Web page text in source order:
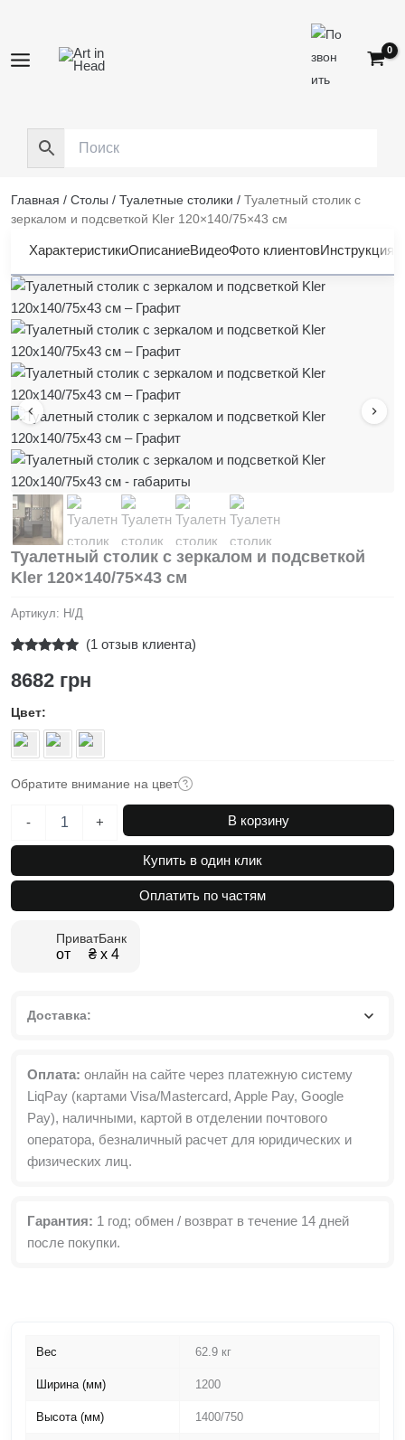
содержимому
Главная / Столы / Туалетные столики / Туалетный столик с
зеркалом и подсветкой Kler 120×140/75×43 см
ХарактеристикиОписаниеВидеоФото клиентовИнструкция
Туалетный столик с зеркалом и подсветкой
Kler 120×140/75×43 см
Артикул: Н/Д
5.00из 5 на
основе
пользователя
(1 отзыв клиента)
8682 грн
Цвет
Обратите внимание на цвет
-
Количество
Туалетный
с
зеркалом
подсветкой
+ В корзину
Купить в один клик
Оплатить по частям
ПриватБанк
от ₴ х 4
Доставка:
Оплата: онлайн на сайте через платежную систему
LiqPay (картами Visa/Mastercard, Apple Pay, Google
Pay), наличными, картой в отделении почтового
оператора, безналичный расчет для юридических и
физических лиц.
Гарантия: 1 год; обмен / возврат в течение 14 дней
после покупки.
Вес 62.9 кг
Ширина (мм) 1200
Высота (мм) 1400/750